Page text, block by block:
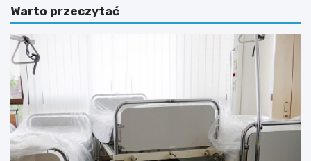
Warto przeczytać